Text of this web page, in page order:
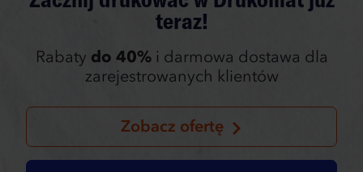
teraz!
Rabaty do 40%i darmowa dostawa dla
zarejestrowanych klientów
Zobacz ofertę